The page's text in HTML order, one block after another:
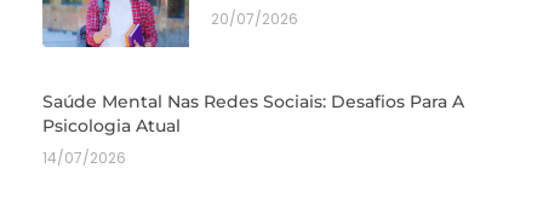
20/07/2026
Saúde Mental Nas Redes Sociais: Desafios Para A
Psicologia Atual
14/07/2026